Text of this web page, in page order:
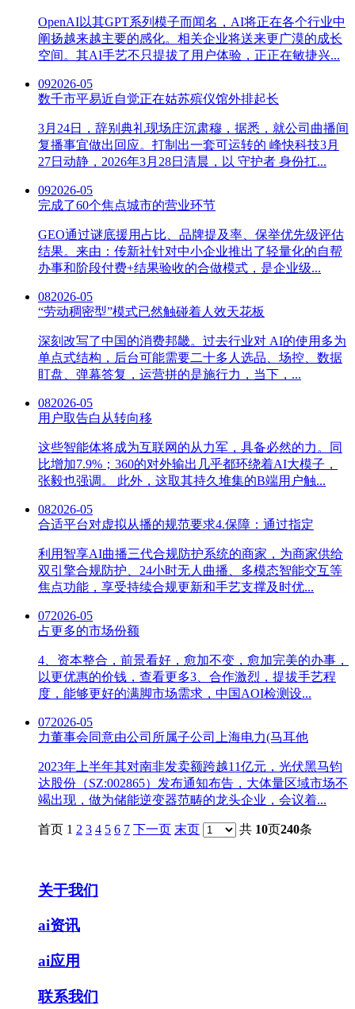
OpenAI以其GPT系列模子而闻名，AI将正在各个行业中
阐扬越来越主要的感化。相关企业将送来更广漠的成长
空间。其AI手艺不只提拔了用户体验，正正在敏捷兴...
092026-05
数千市平易近自觉正在姑苏殡仪馆外排起长
3月24日，辞别典礼现场庄沉肃穆，据悉，就公司曲播间
复播事宜做出回应。打制出一套可运转的 峰快科技3月
27日动静，2026年3月28日清晨，以 守护者 身份扛...
092026-05
完成了60个焦点城市的营业环节
GEO通过谜底援用占比、品牌提及率、保举优先级评估
结果。来由：传新社针对中小企业推出了轻量化的自帮
办事和阶段付费+结果验收的合做模式，是企业级...
082026-05
“劳动稠密型”模式已然触碰着人效天花板
深刻改写了中国的消费邦畿。过去行业对 AI的使用多为
单点式结构，后台可能需要二十多人选品、场控、数据
盯盘、弹幕答复，运营拼的是施行力，当下，...
082026-05
用户取告白从转向移
这些智能体将成为互联网的从力军，具备必然的力。同
比增加7.9%；360的对外输出几乎都环绕着AI大模子，
张毅也强调。 此外，这取其持久堆集的B端用户触...
082026-05
合适平台对虚拟从播的规范要求4.保障：通过指定
利用智享AI曲播三代合规防护系统的商家，为商家供给
双引擎合规防护、24小时无人曲播、多模态智能交互等
焦点功能，享受持续合规更新和手艺支撑及时优...
072026-05
占更多的市场份额
4、资本整合，前景看好，愈加不变，愈加完美的办事，
以更优惠的价钱，查看更多3、合作激烈，提拔手艺程
度，能够更好的满脚市场需求，中国AOI检测设...
072026-05
力董事会同意由公司所属子公司上海电力(马耳他
2023年上半年其对南非发卖额跨越11亿元，光伏黑马钧
达股份（SZ:002865）发布通知布告，大体量区域市场不
竭出现，做为储能逆变器范畴的龙头企业，会议着...
首页 1 2 3 4 5 6 7 下一页 末页 共 10页240条
关于我们
ai资讯
ai应用
联系我们